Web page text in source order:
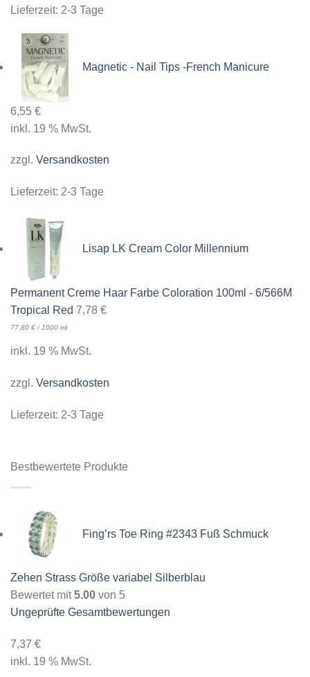
Lieferzeit: 2-3 Tage
Magnetic - Nail Tips -French Manicure
6,55 €
inkl. 19 % MwSt.
zzgl. Versandkosten
Lieferzeit: 2-3 Tage
Lisap LK Cream Color Millennium
Permanent Creme Haar Farbe Coloration 100ml - 6/566M
Tropical Red 7,78 €
77,80 € / 1000 ml
inkl. 19 % MwSt.
zzgl. Versandkosten
Lieferzeit: 2-3 Tage
Bestbewertete Produkte
Fing’rs Toe Ring #2343 Fuß Schmuck
Zehen Strass Größe variabel Silberblau
Bewertet mit5.00 von 5
Ungeprüfte Gesamtbewertungen
7,37 €
inkl. 19 % MwSt.